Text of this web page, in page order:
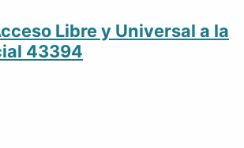
Libre y Universal a la
43394